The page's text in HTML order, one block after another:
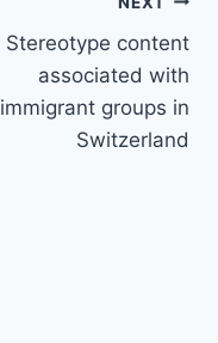
Stereotype content
associated with
immigrant groups in
Switzerland